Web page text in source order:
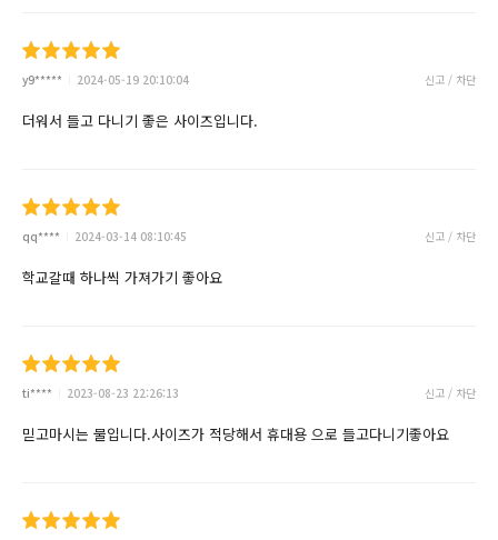
y9***** 2024-05-19 20:10:04 신고 / 차단
더워서 들고 다니기 좋은 사이즈입니다.
qq**** 2024-03-14 08:10:45 신고 / 차단
학교갈때 하나씩 가져가기 좋아요
ti**** 2023-08-23 22:26:13 신고 / 차단
믿고마시는 물입니다.사이즈가 적당해서 휴대용 으로 들고다니기좋아요